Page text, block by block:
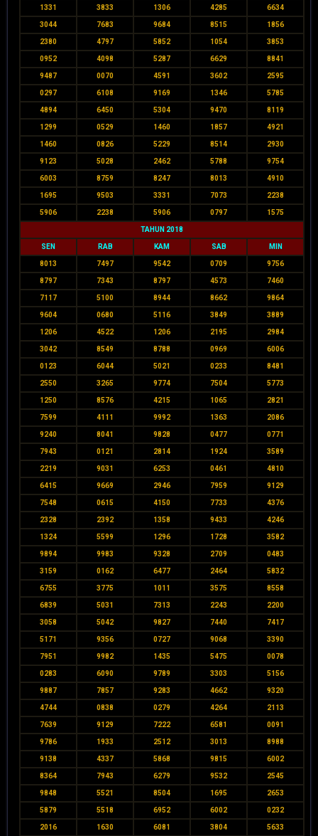
1331 3833 1306 4285 6634
3044 7683 9684 8515 1856
2380 4797 5852 1054 3853
0952 4098 5287 6629 8841
9487 0070 4591 3602 2595
0297 6108 9169 1346 5785
4894 6450 5304 9470 8119
1299 0529 1460 1857 4921
1460 0826 5229 8514 2930
9123 5028 2462 5788 9754
6003 8759 8247 8013 4910
1695 9503 3331 7073 2238
5906 2238 5906 0797 1575
TAHUN 2018
SEN RAB KAM SAB MIN
8013 7497 9542 0709 9756
8797 7343 8797 4573 7460
7117 5100 8944 8662 9864
9604 0680 5116 3849 3889
1206 4522 1206 2195 2984
3042 8549 8788 0969 6006
0123 6044 5021 0233 8481
2550 3265 9774 7504 5773
1250 8576 4215 1065 2821
7599 4111 9992 1363 2086
9240 8041 9828 0477 0771
7943 0121 2814 1924 3589
2219 9031 6253 0461 4810
6415 9669 2946 7959 9129
7548 0615 4150 7733 4376
2328 2392 1358 9433 4246
1324 5599 1296 1728 3582
9894 9983 9328 2709 0483
3159 0162 6477 2464 5832
6755 3775 1011 3575 8558
6839 5031 7313 2243 2200
3058 5042 9827 7440 7417
5171 9356 0727 9068 3390
7951 9982 1435 5475 0078
0283 6090 9789 3303 5156
9887 7857 9283 4662 9320
4744 0838 0279 4264 2113
7639 9129 7222 6581 0091
9786 1933 2512 3013 8988
9138 4337 5868 9815 6002
8364 7943 6279 9532 2545
9848 5521 8504 1695 2653
5879 5518 6952 6002 0232
2016 1630 6081 3804 5633